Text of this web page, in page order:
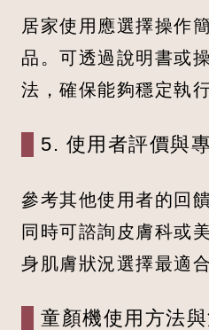
居家使用應選擇操作
品。可透過說明書或
法，確保能夠穩定執行
5. 使用者評價與
參考其他使用者的回
同時可諮詢皮膚科或
身肌膚狀況選擇最適
童顏機使用方法